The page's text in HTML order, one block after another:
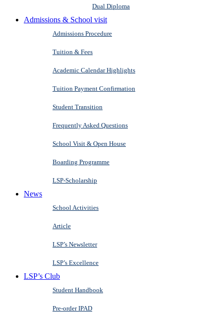
Dual Diploma
Admissions & School visit
Admissions Procedure
Tuition & Fees
Academic Calendar Highlights
Tuition Payment Confirmation
Student Transition
Frequently Asked Questions
School Visit & Open House
Boarding Programme
LSP-Scholarship
News
School Activities
Article
LSP’s Newsletter
LSP’s Excellence
LSP’s Club
Student Handbook
Pre-order IPAD